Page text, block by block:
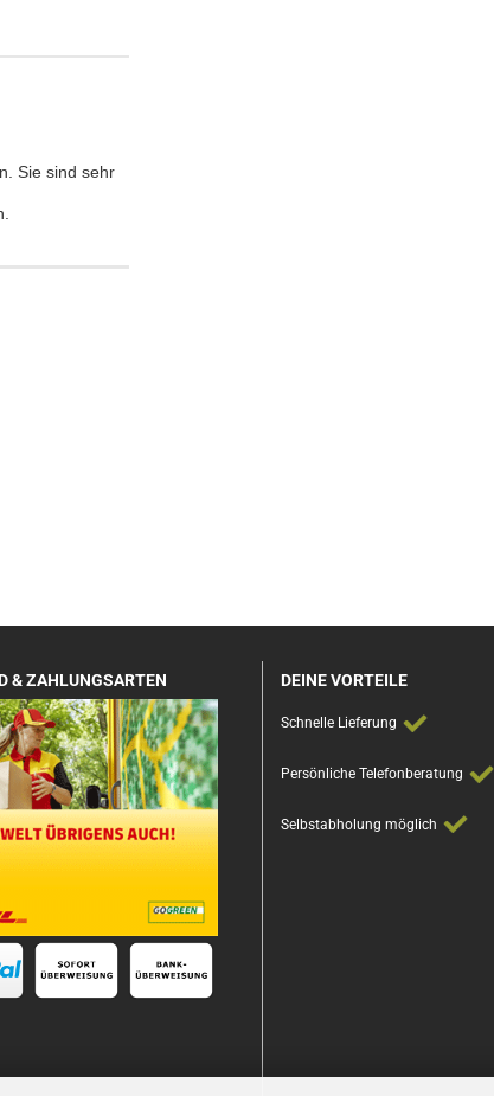
Sie sind sehr
& ZAHLUNGSARTEN DEINE VORTEILE
Schnelle Lieferung
Persönliche Telefonberatung
Selbstabholung möglich